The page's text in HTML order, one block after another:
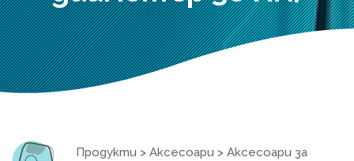
Продукти > Аксесоари > Аксесоари за